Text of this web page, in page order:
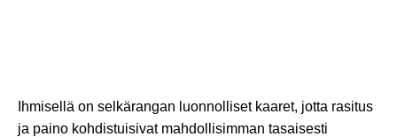
Ihmisellä on selkärangan luonnolliset kaaret, jotta rasitus
ja paino kohdistuisivat mahdollisimman tasaisesti